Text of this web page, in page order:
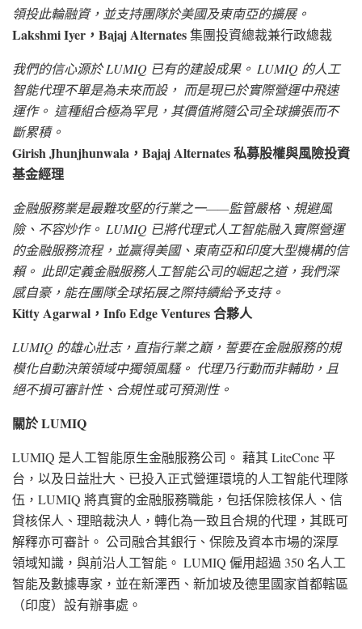
領投此輪融資，並支持團隊於美國及東南亞的擴展。
Lakshmi Iyer，BajajAlternates集團投資總裁兼行政總裁
我們的信心源於 LUMIQ 已有的建設成果。 LUMIQ 的人工
智能代理不單是為未來而設， 而是現已於實際營運中飛速
運作。 這種組合極為罕見，其價值將隨公司全球擴張而不
斷累積。
Girish Jhunjhunwala，Bajaj Alternates 私募股權與風險投資
基金經理
金融服務業是最難攻堅的行業之一——監管嚴格、規避風
險、不容炒作。 LUMIQ 已將代理式人工智能融入實際營運
的金融服務流程，並贏得美國、東南亞和印度大型機構的信
賴。 此即定義金融服務人工智能公司的崛起之道，我們深
感自豪，能在團隊全球拓展之際持續給予支持。
Kitty Agarwal，Info Edge Ventures 合夥人
LUMIQ 的雄心壯志，直指行業之巔，誓要在金融服務的規
模化自動決策領域中獨領風騷。 代理乃行動而非輔助，且
絕不損可審計性、合規性或可預測性。
關於 LUMIQ
LUMIQ 是人工智能原生金融服務公司。 藉其 LiteCone 平
台，以及日益壯大、已投入正式營運環境的人工智能代理隊
伍，LUMIQ 將真實的金融服務職能，包括保險核保人、信
貸核保人、理賠裁決人，轉化為一致且合規的代理，其既可
解釋亦可審計。 公司融合其銀行、保險及資本市場的深厚
領域知識，與前沿人工智能。 LUMIQ 僱用超過 350 名人工
智能及數據專家，並在新澤西、新加坡及德里國家首都轄區
（印度）設有辦事處。